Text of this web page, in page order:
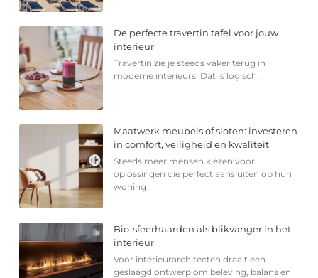
De perfecte travertin tafel voor jouw
interieur
Travertin zie je steeds vaker terug in
moderne interieurs. Dat is logisch,
Maatwerk meubels of sloten: investeren
in comfort, veiligheid en kwaliteit
Steeds meer mensen kiezen voor
oplossingen die perfect aansluiten op hun
woning
Bio-sfeerhaarden als blikvanger in het
interieur
Voor interieurarchitecten draait een
geslaagd ontwerp om beleving, balans en